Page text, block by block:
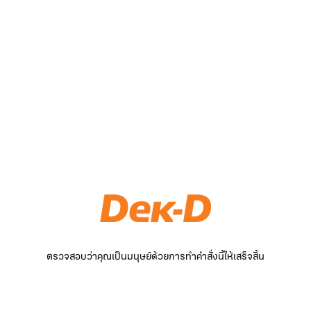
ตรวจสอบว่าคุณเป็นมนุษย์ด้วยการทำคำสั่งนี้ให้เสร็จสิ้น